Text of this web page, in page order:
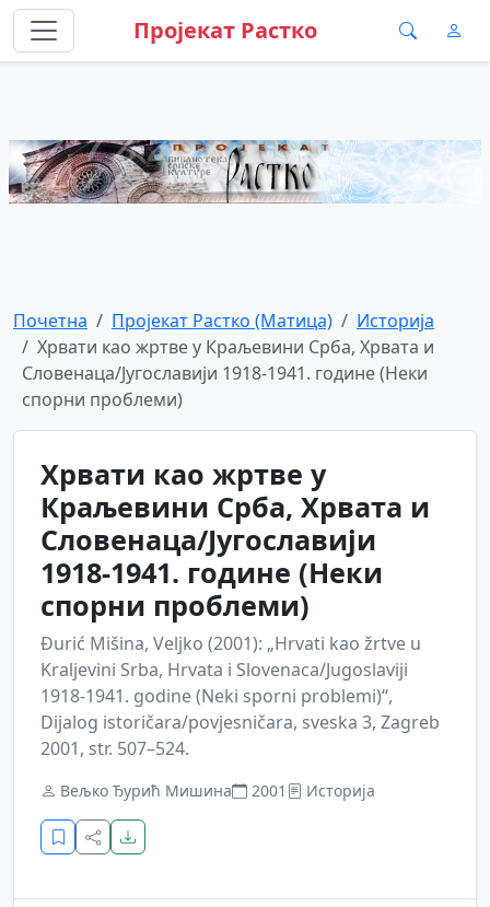
Пројекат Растко
Почетна Пројекат Растко (Матица)
Историја
Хрвати као жртве у Краљевини Срба, Хрвата и
Словенаца/Југославији 1918-1941. године (Неки
спорни проблеми)
Хрвати као жртве у
Краљевини Срба, Хрвата и
Словенаца/Југославији
1918-1941. године (Неки
спорни проблеми)
Đurić Mišina, Veljko (2001): „Hrvati kao žrtve u
Kraljevini Srba, Hrvata i Slovenaca/Jugoslaviji
1918-1941. godine (Neki sporni problemi)“,
Dijalog istoričara/povjesničara, sveska 3, Zagreb
2001, str. 507–524.
Вељко Ђурић Мишина 2001 Историја